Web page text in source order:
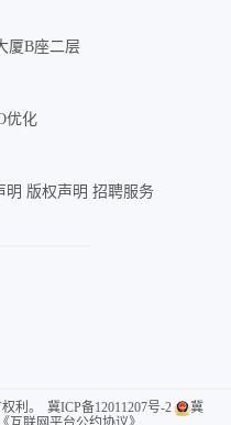
厦B座二层
优化
明 版权声明 招聘服务
利。 冀ICP备12011207号-2
冀